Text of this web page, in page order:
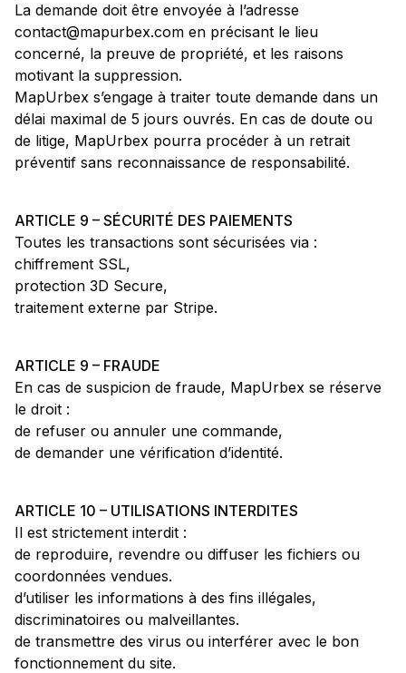
La demande doit être envoyée à l’adresse
contact@mapurbex.com en précisant le lieu
concerné, la preuve de propriété, et les raisons
motivant la suppression.
MapUrbex s’engage à traiter toute demande dans un
délai maximal de 5 jours ouvrés. En cas de doute ou
de litige, MapUrbex pourra procéder à un retrait
préventif sans reconnaissance de responsabilité.
ARTICLE 9 – SÉCURITÉ DES PAIEMENTS
Toutes les transactions sont sécurisées via :
chiffrement SSL,
protection 3D Secure,
traitement externe par Stripe.
ARTICLE 9 – FRAUDE
En cas de suspicion de fraude, MapUrbex se réserve
le droit :
de refuser ou annuler une commande,
de demander une vérification d’identité.
ARTICLE 10 – UTILISATIONS INTERDITES
Il est strictement interdit :
de reproduire, revendre ou diffuser les fichiers ou
coordonnées vendues.
d’utiliser les informations à des fins illégales,
discriminatoires ou malveillantes.
de transmettre des virus ou interférer avec le bon
fonctionnement du site.